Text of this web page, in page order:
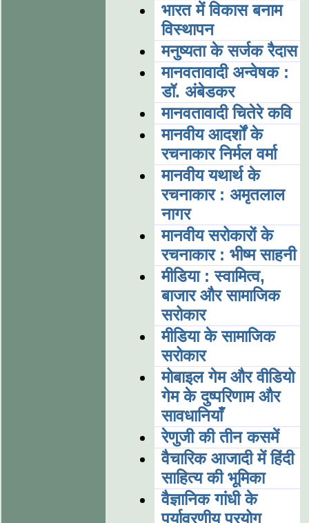
भारत में विकास बनाम
विस्थापन
मनुष्यता के सर्जक रैदास
मानवतावादी अन्वेषक :
डॉ. अंबेडकर
मानवतावादी चितेरे कवि
मानवीय आदर्शों के
रचनाकार निर्मल वर्मा
मानवीय यथार्थ के
रचनाकार : अमृतलाल
नागर
मानवीय सरोकारों के
रचनाकार : भीष्म साहनी
मीडिया : स्वामित्व,
बाजार और सामाजिक
सरोकार
मीडिया के सामाजिक
सरोकार
मोबाइल गेम और वीडियो
गेम के दुष्परिणाम और
सावधानियाँ
रेणुजी की तीन कसमें
वैचारिक आजादी में हिंदी
साहित्य की भूमिका
वैज्ञानिक गांधी के
पर्यावरणीय प्रयोग